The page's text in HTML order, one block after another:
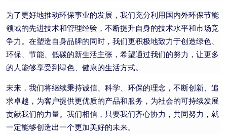
为了更好地推动环保事业的发展，我们充分利用国内外环保节能
领域的先进技术和管理经验，不断提升自身的技术水平和市场竞
争力。在塑造自身品牌的同时，我们更积极地致力于创造绿色、
环保、节能、低碳的新生活主张，希望通过我们的努力，让更多
的人能够享受到绿色、健康的生活方式。
未来，我们将继续秉持诚信、科学、环保的理念，不断创新、追
求卓越，为客户提供更优质的产品和服务，为社会的可持续发展
贡献我们的力量。我们相信，只要我们齐心协力，共同努力，就
一定能够创造出一个更加美好的未来。